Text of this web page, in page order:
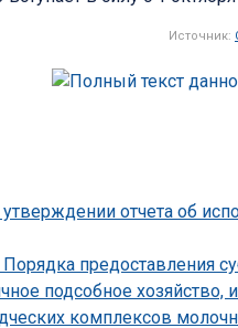
Источник:
отчета об
предоставления
подсобное хозяйство,
комплексов